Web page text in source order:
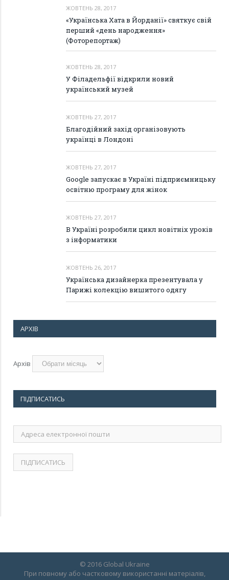
ЖОВТЕНЬ 28, 2017
«Українська Хата в Йорданії» святкує свій
перший «день народження»
(Фоторепортаж)
ЖОВТЕНЬ 28, 2017
У Філадельфії відкрили новий
український музей
ЖОВТЕНЬ 27, 2017
Благодійний захід організовують
українці в Лондоні
ЖОВТЕНЬ 27, 2017
Google запускає в Україні підприємницьку
освітню програму для жінок
ЖОВТЕНЬ 27, 2017
В Україні розробили цикл новітніх уроків
з інформатики
ЖОВТЕНЬ 26, 2017
Українська дизайнерка презентувала у
Парижі колекцію вишитого одягу
АРХІВ
Архів
ПІДПИСАТИСЬ
Адреса
електронної
© 2016 Global Ukraine
При повному або частковому використанні матеріалів,